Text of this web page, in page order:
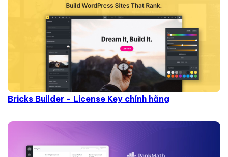
Bricks Builder - License Key chính hãng